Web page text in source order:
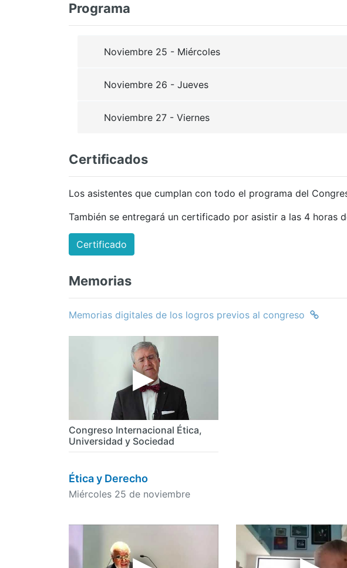
Programa
Noviembre 25 - Miércoles
Noviembre 26 - Jueves
Noviembre 27 - Viernes
Certificados
Los asistentes que cumplan con todo el programa del
También se entregará un certificado por asistir a las 4 horas
Certificado
Memorias
Memorias digitales de los logros previos al congreso
Congreso Internacional Ética,
Universidad y Sociedad
Ética y Derecho
Miércoles 25 de noviembre